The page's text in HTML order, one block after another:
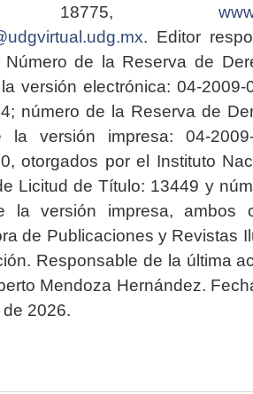
18775,
. Editor
Número de la Reserva de
versión electrónica: 04-2009-
número de la Reserva de
la versión impresa: 04-2009-
otorgados por el Instituto
Licitud de Título: 13449 y
la versión impresa, ambos
de Publicaciones y Revistas
Responsable de la última
Mendoza Hernández.
2026.